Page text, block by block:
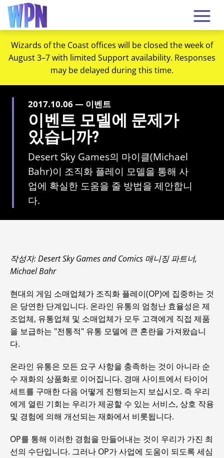
Wizards of the Coast offices will be closed the week of
August 3–7 with limited Support availability. Responses
may be delayed during this time.
2017.10.06 — 이벤트
이벤트 모델에 문제가
있습니까?
Desert Sky Games의 마이클(Michael
Bahr)이 조직화 플레이 모델을 통해 사
업에 확실한 도움을 줄 방법을 제안합니
다.
작성자: Desert Sky Games and Comics 매니징 파트너,
Michael Bahr
현대의 게임 소매업체가 조직화 플레이(OP)에 집중하는 것
은 당연한 단계입니다. 온라인 유통의 엄청난 효율성은 제
조업체, 유통업체 및 소매업체가 모두 고객에게 직접 제품
을 보급하는 "전통적" 유통 모델에 큰 혼란을 가져왔습니
다.
온라인 유통은 모든 요구 사항을 충족하는 것이 아니라 순
수 재화의 상품화로 이어집니다. 경매 사이트에서 타이어
세트를 구매한 다음 어떻게 진행되는지 보십시오. 즉 우리
에게 열린 기회는 우리가 제공할 수 있는 서비스, 상호 작용
및 경험에 의해 개선되는 재화에서 비롯됩니다.
OP를 통해 이러한 경험을 만들어내는 것이 우리가 가진 최
선의 수단입니다. 그러나 OP가 사업에 도움이 되도록 세심